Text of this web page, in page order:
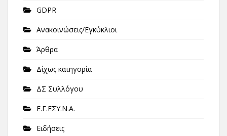
GDPR
Ανακοινώσεις/Εγκύκλιοι
Άρθρα
Δίχως κατηγορία
ΔΣ Συλλόγου
Ε.Γ.ΕΣΥ.Ν.Α.
Ειδήσεις